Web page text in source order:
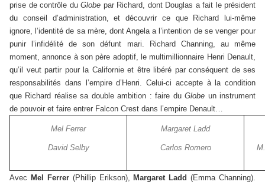
prise de contrôle du Globe par Richard, dont Douglas a fait le président
du conseil d’administration, et découvrir ce que Richard lui-même
ignore, l’identité de sa mère, dont Angela a l’intention de se venger pour
punir l’infidélité de son défunt mari. Richard Channing, au même
moment, annonce à son père adoptif, le multimillionnaire Henri Denault,
qu’il veut partir pour la Californie et être libéré par conséquent de ses
responsabilités dans l’empire d’Henri. Celui-ci accepte à la condition
que Richard réalise sa double ambition : faire duGlobe un instrument
de pouvoir et faire entrer Falcon Crest dans l’empire Denault…
Mel Ferrer
David Selby
Margaret Ladd
Carlos Romero
Avec Mel Ferrer (Phillip Erikson), Margaret Ladd(Emma Channing).